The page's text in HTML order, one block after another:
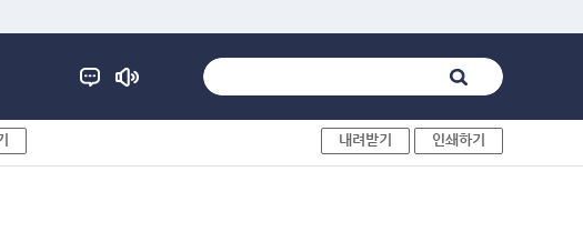
내려받기 인쇄하기